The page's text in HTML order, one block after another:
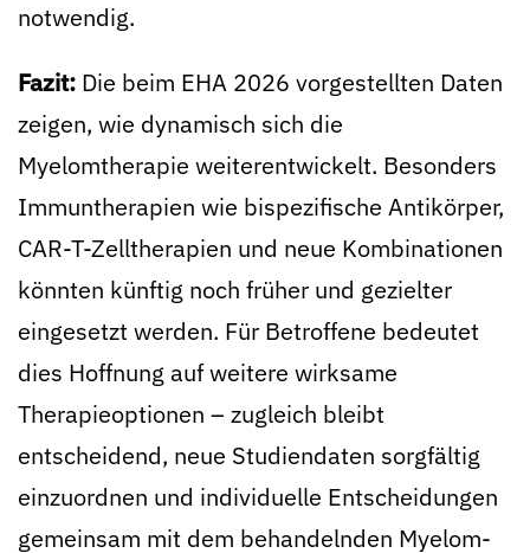
notwendig.
Fazit: Die beim EHA 2026 vorgestellten Daten
zeigen, wie dynamisch sich die
Myelomtherapie weiterentwickelt. Besonders
Immuntherapien wie bispezifische Antikörper,
CAR-T-Zelltherapien und neue Kombinationen
könnten künftig noch früher und gezielter
eingesetzt werden. Für Betroffene bedeutet
dies Hoffnung auf weitere wirksame
Therapieoptionen – zugleich bleibt
entscheidend, neue Studiendaten sorgfältig
einzuordnen und individuelle Entscheidungen
gemeinsam mit dem behandelnden Myelom-